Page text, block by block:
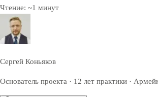
Чтение: ~1 минут
Сергей Коньяков
Основатель проекта · 12 лет практики ·